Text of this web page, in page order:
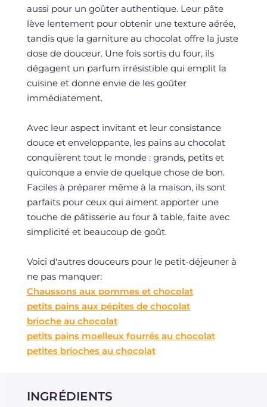
aussi pour un goûter authentique. Leur pâte
lève lentement pour obtenir une texture aérée,
tandis que la garniture au chocolat offre la juste
dose de douceur. Une fois sortis du four, ils
dégagent un parfum irrésistible qui emplit la
cuisine et donne envie de les goûter
immédiatement.
Avec leur aspect invitant et leur consistance
douce et enveloppante, les pains au chocolat
conquièrent tout le monde : grands, petits et
quiconque a envie de quelque chose de bon.
Faciles à préparer même à la maison, ils sont
parfaits pour ceux qui aiment apporter une
touche de pâtisserie au four à table, faite avec
simplicité et beaucoup de goût.
Voici d'autres douceurs pour le petit-déjeuner à
ne pas manquer:
Chaussons aux pommes et chocolat
petits pains aux pépites de chocolat
brioche au chocolat
petits pains moelleux fourrés au chocolat
petites brioches au chocolat
INGRÉDIENTS